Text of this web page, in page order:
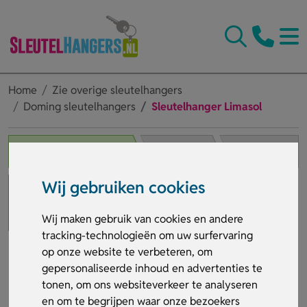
Wij gebruiken cookies
Wij maken gebruik van cookies en andere
tracking-technologieën om uw surfervaring
op onze website te verbeteren, om
gepersonaliseerde inhoud en advertenties te
tonen, om ons websiteverkeer te analyseren
en om te begrijpen waar onze bezoekers
Home
Zie overige sleutelhangers
Doming sleutelhangers
Sleutelhanger Limasol